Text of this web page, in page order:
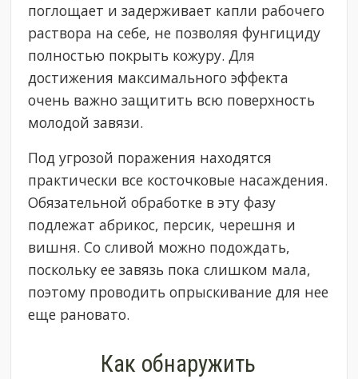
поглощает и задерживает капли рабочего
раствора на себе, не позволяя фунгициду
полностью покрыть кожуру. Для
достижения максимального эффекта
очень важно защитить всю поверхность
молодой завязи.
Под угрозой поражения находятся
практически все косточковые насаждения.
Обязательной обработке в эту фазу
подлежат абрикос, персик, черешня и
вишня. Со сливой можно подождать,
поскольку ее завязь пока слишком мала,
поэтому проводить опрыскивание для нее
еще рановато.
Как обнаружить